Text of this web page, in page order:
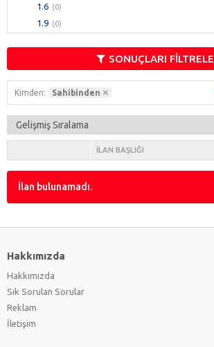
1.6 (0)
1.9 (0)
SONUÇLARI FİLTRELE
Kimden: Sahibinden
İLAN BAŞLIĞI
İlan bulunamadı.
Hakkımızda
Hakkımızda
Sık Sorulan Sorular
Reklam
İletişim